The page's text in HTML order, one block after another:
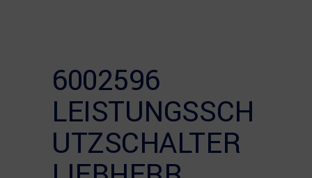
6002596
LEISTUNGSSCH
UTZSCHALTER